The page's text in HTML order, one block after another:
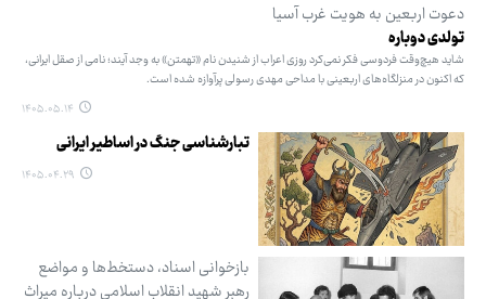
دعوت اربعین به هویت غرب آسیا
تولدی دوباره
شاید هیچ‌وقت فردوسی فکر نمی‌کرد روزی اعراب از شنیدن نام «تهمتن» به وجد آیند؛ نامی از صقل ایرانی،
که اکنون در منزلگاه‌های اربعینی با مداحی مهدی رسولی پرآوازه شده است.
۱۴۰۵.۰۵.۱۴
تبارشناسی جنگ در اساطیر ایرانی
۱۴۰۵.۰۴.۲۹
بازخوانی اسناد، دستخط‌ها و مواضع
رهبر شهید انقلاب اسلامی درباره میراث